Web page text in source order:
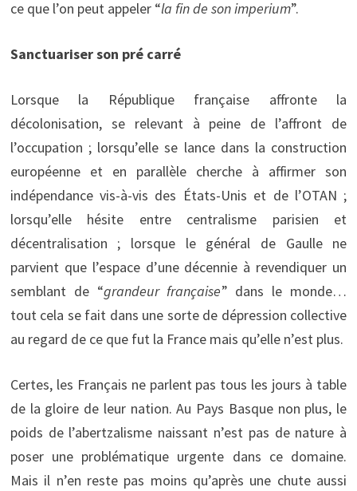
ce que l’on peut appeler “la fin de son imperium”.
Sanctuariser son pré carré
Lorsque la République française affronte la
décolonisation, se relevant à peine de l’affront de
l’occupation ; lorsqu’elle se lance dans la construction
européenne et en parallèle cherche à affirmer son
indépendance vis-à-vis des États-Unis et de l’OTAN ;
lorsqu’elle hésite entre centralisme parisien et
décentralisation ; lorsque le général de Gaulle ne
parvient que l’espace d’une décennie à revendiquer un
semblant de “grandeur française” dans le monde…
tout cela se fait dans une sorte de dépression collective
au regard de ce que fut la France mais qu’elle n’est plus.
Certes, les Français ne parlent pas tous les jours à table
de la gloire de leur nation. Au Pays Basque non plus, le
poids de l’abertzalisme naissant n’est pas de nature à
poser une problématique urgente dans ce domaine.
Mais il n’en reste pas moins qu’après une chute aussi